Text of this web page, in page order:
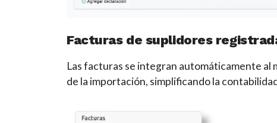
Facturas de suplidores
Las facturas se integran automáticamente al
de la importación, simplificando la